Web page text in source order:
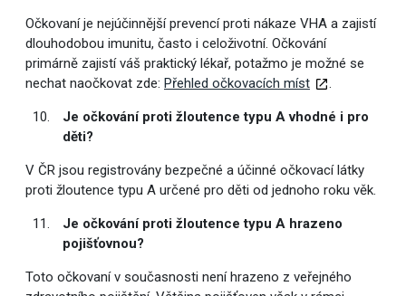
Očkovaní je nejúčinnější prevencí proti nákaze VHA a zajistí
dlouhodobou imunitu, často i celoživotní. Očkování
primárně zajistí váš praktický lékař, potažmo je možné se
nechat naočkovat zde: Přehled očkovacích míst .
Je očkování proti žloutence typu A vhodné i pro
děti?
V ČR jsou registrovány bezpečné a účinné očkovací látky
proti žloutence typu A určené pro děti od jednoho roku věk.
Je očkování proti žloutence typu A hrazeno
pojišťovnou?
Toto očkovaní v současnosti není hrazeno z veřejného